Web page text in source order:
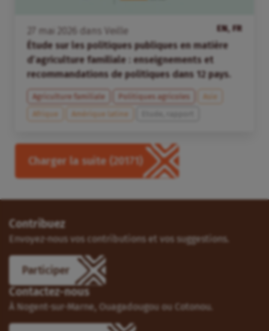
EN, FR
mai dans
Veille
Étude sur les politiques publiques en matière
d’agriculture familiale : enseignements et
recommandations de politiques dans 12 pays.
Agriculture familiale Politiques agricoles
Asie
Afrique
Amérique latine
Charger la suite (20171)
Contribuez
Envoyez-nous vos contributions et vos suggestions.
Participer
Contactez-nous
À Nogent-sur-Marne, Ouagadougou ou Cotonou.